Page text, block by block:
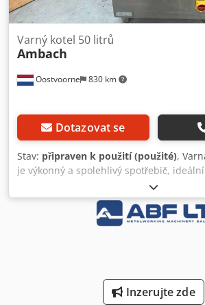
Oostvoorne 830 km
Varný kotel 50 litrů
Ambach
Dotazovat se
Stav: připraven k použití (použité),
je výkonný a spolehlivý spotřebič,
velkého množství polévek, omáček a
pokrmů. Číslo položky: KV-10125
Varná konvice Djdpfx Alowlnbyeisck
700x750x980 mm Objem: 50 l Obsahuje:
Inzerujte zde